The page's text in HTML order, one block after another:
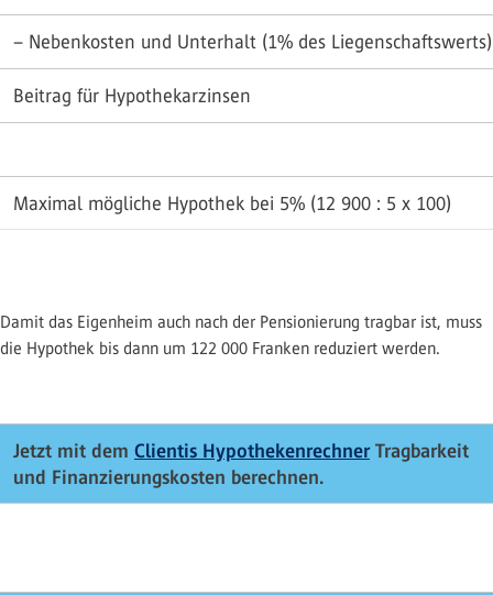
– Nebenkosten und Unterhalt (1% des Liegenschaftswerts)
Beitrag für Hypothekarzinsen
Maximal mögliche Hypothek bei 5% (12 900 : 5 x 100)
Damit das Eigenheim auch nach der Pensionierung tragbar ist, muss
die Hypothek bis dann um 122 000 Franken reduziert werden.
Jetzt mit dem Clientis HypothekenrechnerTragbarkeit
und Finanzierungskosten berechnen.